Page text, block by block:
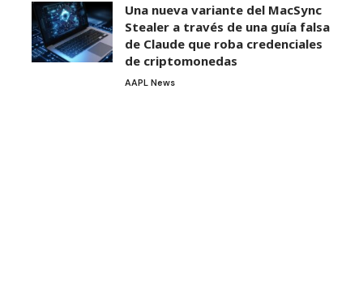
Una nueva variante del MacSync
Stealer a través de una guía falsa
de Claude que roba credenciales
de criptomonedas
AAPL News